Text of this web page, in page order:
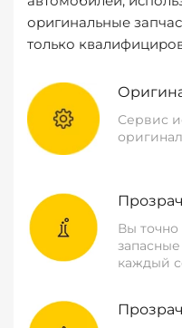
оригинальные
только
Сервис
Вы точно
каждый